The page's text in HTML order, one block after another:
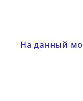
На данный